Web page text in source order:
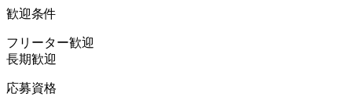
歓迎条件
フリーター歓迎
長期歓迎
応募資格